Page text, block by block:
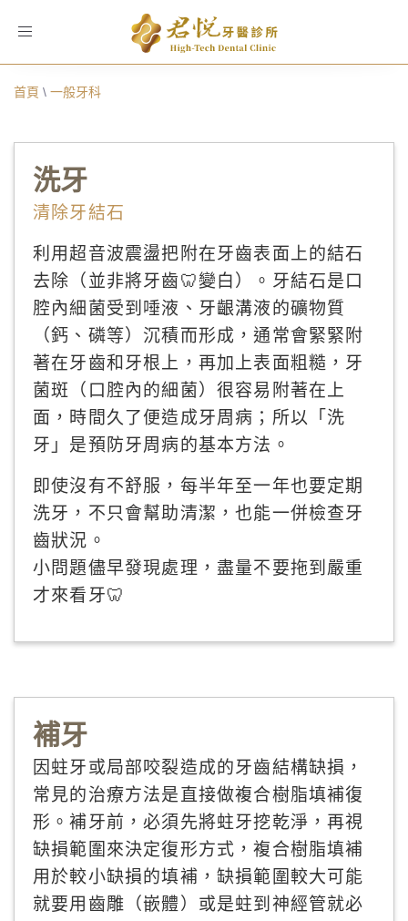
Toggle
首頁 \ 一般牙科
洗牙
清除牙結石
利用超音波震盪把附在牙齒表面上的結石
去除（並非將牙齒🦷變白）。牙結石是口
腔內細菌受到唾液、牙齦溝液的礦物質
（鈣、磷等）沉積而形成，通常會緊緊附
著在牙齒和牙根上，再加上表面粗糙，牙
菌斑（口腔內的細菌）很容易附著在上
面，時間久了便造成牙周病；所以「洗
牙」是預防牙周病的基本方法。
即使沒有不舒服，每半年至一年也要定期
洗牙，不只會幫助清潔，也能一併檢查牙
齒狀況。
小問題儘早發現處理，盡量不要拖到嚴重
才來看牙🦷
補牙
因蛀牙或局部咬裂造成的牙齒結構缺損，
常見的治療方法是直接做複合樹脂填補復
形。補牙前，必須先將蛀牙挖乾淨，再視
缺損範圍來決定復形方式，複合樹脂填補
用於較小缺損的填補，缺損範圍較大可能
就要用齒雕（嵌體）或是蛀到神經管就必